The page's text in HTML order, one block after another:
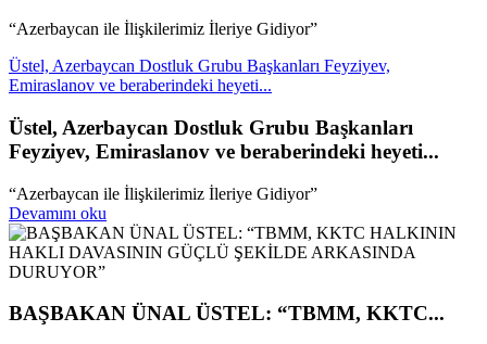
“Azerbaycan ile İlişkilerimiz İleriye Gidiyor”
Üstel, Azerbaycan Dostluk Grubu Başkanları Feyziyev,
Emiraslanov ve beraberindeki heyeti...
Üstel, Azerbaycan Dostluk Grubu Başkanları
Feyziyev, Emiraslanov ve beraberindeki heyeti...
“Azerbaycan ile İlişkilerimiz İleriye Gidiyor”
Devamını oku
BAŞBAKAN ÜNAL ÜSTEL: “TBMM, KKTC...